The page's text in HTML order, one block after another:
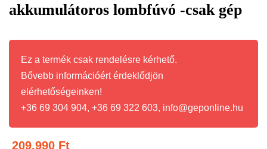
akkumulátoros lombfúvó -csak gép
Ez a termék csak rendelésre kérhető.
Bővebb információért érdeklődjön
elérhetőségeinken!
+36 69 304 904, +36 69 322 603, info@geponline.hu
209.990 Ft